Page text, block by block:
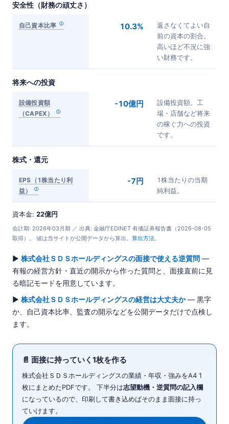
安全性（財務の頑丈さ）
自己資本比率 10.3%
返さなくてよい自
前の資本の割合。
高いほど不況に強
い財務です。
将来への投資
設備投資額
（CAPEX）
-10億円
設備投資額。工
場・店舗など将来
の稼ぐ力への投資
です。
株式・還元
EPS（1株当たり利
益）
-7円
1株当たりの当期
純利益。
資本金: 22億円
会計期: 2026年03月期 ／ 出典: 金融庁EDINET 有価証券報告書（2026-08-05
取得）。 値は当サイトが公開データから算出。 算出方法。
▶ 株式会社ＳＤＳホールディングスの面接で使える逆質問 —
有報の経営方針・直近の開示から作った質問と、面接直前に見
る暗記モードを用意しています。
▶ 株式会社ＳＤＳホールディングスの経営は大丈夫か— 黒字
か、自己資本比率、監査の開示などを公開データだけで点検し
ます。
📄 面接に持っていく1枚を作る
株式会社ＳＤＳホールディングスの業績・年収・強みをA4 1
枚にまとめたPDFです。 下半分は志望動機・逆質問の記入欄
になっているので、印刷して書き込めばそのまま面接に持っ
ていけます。